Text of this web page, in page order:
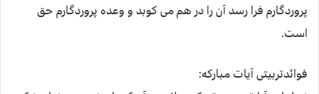
پروردگارم فرا رسد آن را در هم مى كوبد و وعده پروردگارم حق
است.
فوائدتربیتی آیات مبارکه: